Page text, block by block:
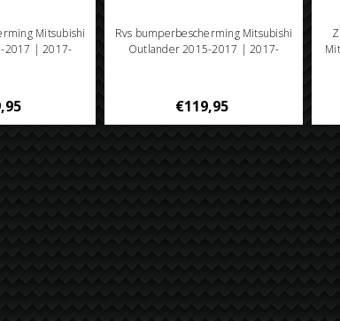
Mitsubishi
2017 | 2017-
Rvs bumperbescherming Mitsubishi
Outlander 2015-2017 | 2017-
€119,95